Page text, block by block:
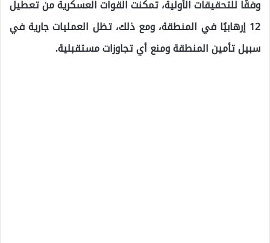
وفقًا للتحقيقات الأولية، تمكنت القوات العسكرية من تعطيل
12 إرهابيًا في المنطقة، ومع ذلك، تظل العمليات جارية في
سبيل تأمين المنطقة ومنع أي تجاوزات مستقبلية.